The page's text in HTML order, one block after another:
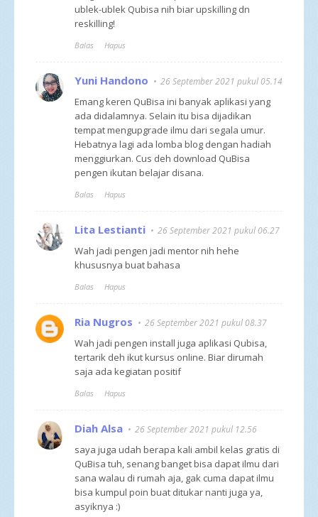
ublek-ublek Qubisa nih biar upskilling dn
reskilling!
Balas Hapus
Yuni Handono 26 September 2021 pukul 05.14
Emang keren QuBisa ini banyak aplikasi yang
ada didalamnya. Selain itu bisa dijadikan
tempat mengupgrade ilmu dari segala umur.
Hebatnya lagi ada lomba blog dengan hadiah
menggiurkan. Cus deh download QuBisa
pengen ikutan belajar disana.
Balas Hapus
Lita Lestianti 26 September 2021 pukul 06.27
Wah jadi pengen jadi mentor nih hehe
khususnya buat bahasa
Balas Hapus
Ria Nugros 26 September 2021 pukul 08.37
Wah jadi pengen install juga aplikasi Qubisa,
tertarik deh ikut kursus online. Biar dirumah
saja ada kegiatan positif
Balas Hapus
Diah Alsa 26 September 2021 pukul 12.56
saya juga udah berapa kali ambil kelas gratis di
QuBisa tuh, senang banget bisa dapat ilmu dari
sana walau di rumah aja, gak cuma dapat ilmu
bisa kumpul poin buat ditukar nanti juga ya,
asyiknya :)